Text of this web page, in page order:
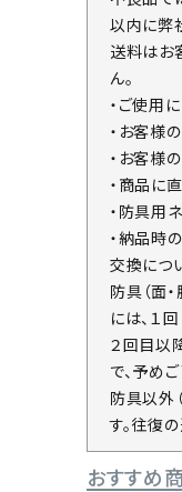
以内に弊
送料はお
ん。
・ご使用
・お客様
・お客様
・商品に
・防具用
・納品時
交換につ
防具（面
には、１
２回目以
で、予め
防具以外
す。往復
おすすめ